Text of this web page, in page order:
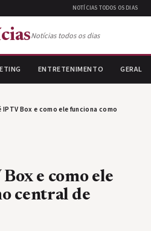
NOTÍCIAS TODOS OS DIAS
Notícias todos os dias
ENTRETENIMENTO GERAL
IPTV Box e como ele funciona como
e como ele
central de